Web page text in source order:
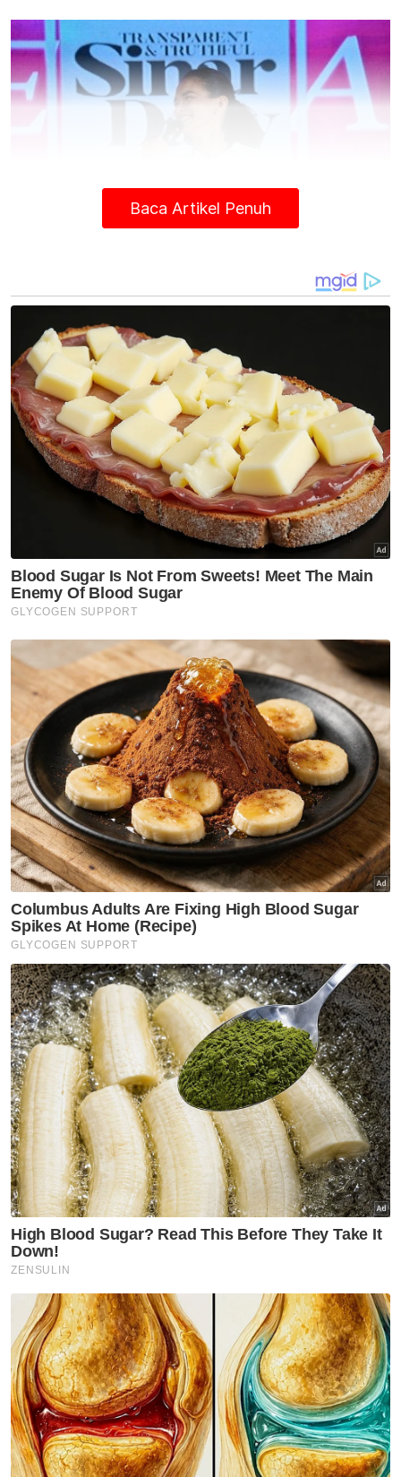
Zahnita semasa menjayakan program She Leads bertajuk
‘Crowned In Confidence Smart Money Moves To Thrive
Sebelum itu, beliau menjayakan program
She Leads bertajuk ‘Crowned In Confidence:
Smart Money Moves To Thrive Financially’
anjuran Sinar Daily yang dihoskan Suraya
Yeop Jr dan turut menampilkan Pengasas
ringgitohringgit.com, Suraya Zainudin selaku
Ditanya sama ada perkara yang berlaku telah
mengubah perspektifnya terhadap
kewangan dan berdikari, Zahnita
kena berusaha untuk menjaga diri dan
mencari pendapatan sendiri.
Artikel Berkaitan:
Bersatu tak pernah 'hancur', tetap kuat jadi rebutan
- Muhyiddin
Bersatu tak pernah 'hancur', tetap kuat jadi rebutan
- Muhyiddin
‘Tsunami pun berlaku dua kali…’ - Farid Kamil ulas
pergolakan rumah tangga
SURAYA
“Saya tak boleh bergantung kepada sesiapa,
jadi mahu atau tidak kena sedia untuk
bertanggungjawab kepada diri sendiri dan
anak-anak.
“Jangan takut untuk keluar daripada
hubungan toksik. Hanya satu yang kita patut
takut iaitu ALLAH.
"Tanam dalam hati dan fikiran, saya tak
takutkan sesiapa melainkan ALLAH.
Kemudian, semuanya akan berjalan lancar
Baca Artikel Penuh